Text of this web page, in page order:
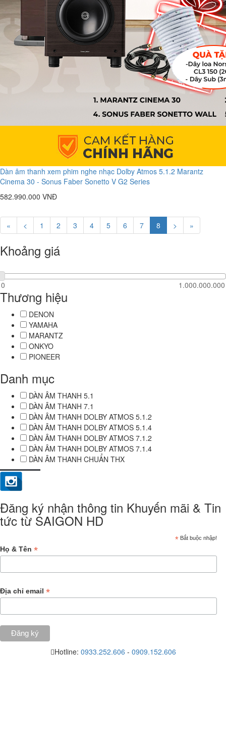
Dàn âm thanh xem phim nghe nhạc Dolby Atmos 5.1.2 Marantz
Cinema 30 - Sonus Faber Sonetto V G2 Series
582.990.000 VNĐ
« < 1 2 3 4 5 6 7 8 > »
Khoảng giá
Thương hiệu
DENON
YAMAHA
MARANTZ
ONKYO
PIONEER
Danh mục
DÀN ÂM THANH 5.1
DÀN ÂM THANH 7.1
DÀN ÂM THANH DOLBY ATMOS 5.1.2
DÀN ÂM THANH DOLBY ATMOS 5.1.4
DÀN ÂM THANH DOLBY ATMOS 7.1.2
DÀN ÂM THANH DOLBY ATMOS 7.1.4
DÀN ÂM THANH CHUẨN THX
Đăng ký nhận thông tin Khuyến mãi & Tin
tức từ SAIGON HD
* Bắt buộc nhập!
Họ & Tên *
Địa chỉ email *
Hotline: 0933.252.606 - 0909.152.606